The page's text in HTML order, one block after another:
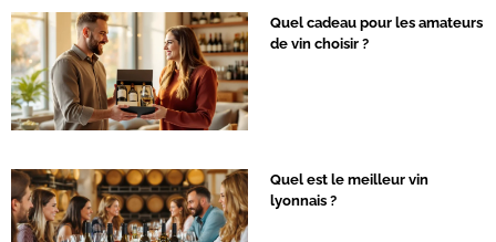
Quel cadeau pour les amateurs
de vin choisir ?
Quel est le meilleur vin
lyonnais ?